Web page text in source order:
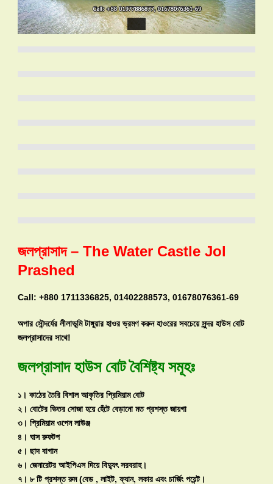
জলপ্রাসাদ – The Water Castle Jol
Prashed
Call: +880 1711336825, 01402288573, 01678076361-69
অপার সৌন্দর্যের লীলাভূমি টাঙ্গুয়ার হাওর ভ্রমণ করুন হাওরের সবচেয়ে সুন্দর হাউস বোট
জলপ্রাসাদের সাথে!
জলপ্রাসাদহাউস বোটবৈশিষ্ট্য সমূহঃ
১। কাঠের তৈরি বিশাল আকৃতির প্রিমিয়াম বোট
২। বোটের ভিতর সোজা হয়ে হেঁটে বেড়ানো মত প্রশস্ত জায়গা
৩। প্রিমিয়াম ওপেন লাউঞ্জ
৪। ঘাস রুফটপ
৫। ছাদ বাগান
৬। জেনারেটর আইপিএস দিয়ে বিদ্যুৎ সরবরাহ।
৭। ৮ টি প্রশস্ত রুম (বেড , লাইট, ফ্যান, লকার এবং চার্জিং পয়েন্ট।